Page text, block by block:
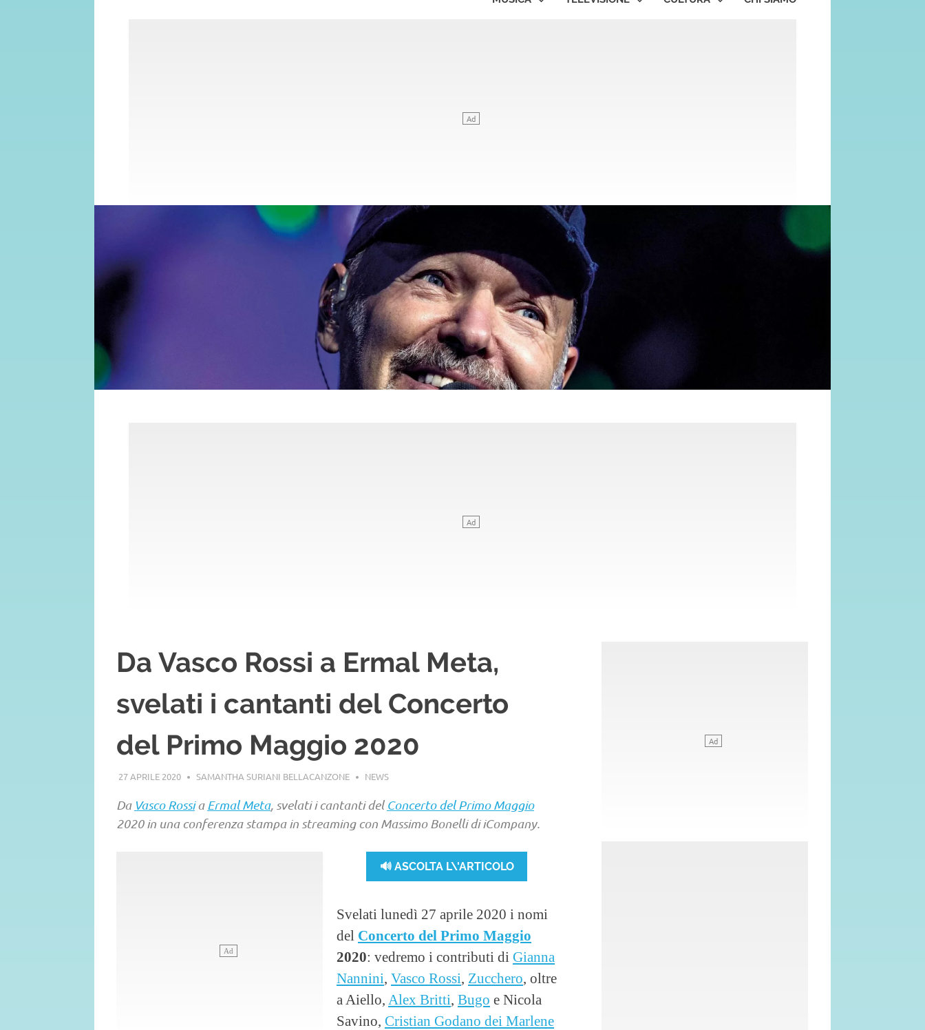
Da Vasco Rossi a Ermal Meta,
svelati i cantanti del Concerto
del Primo Maggio 2020
27 APRILE 2020 SAMANTHA SURIANI BELLACANZONE NEWS
Da Vasco RossiaErmal Meta, svelati i cantanti del Concerto del Primo Maggio
2020 in una conferenza stampa in streaming con Massimo Bonelli di iCompany.
🔊 ASCOLTA L\'ARTICOLO
Svelati lunedì 27 aprile 2020 i nomi
del Concerto del Primo Maggio
2020: vedremo i contributi di Gianna
Nannini Vasco Rossi Zucchero , oltre
a Aiello, Alex Britti Bugo e Nicola
Savino, Cristian Godano dei Marlene